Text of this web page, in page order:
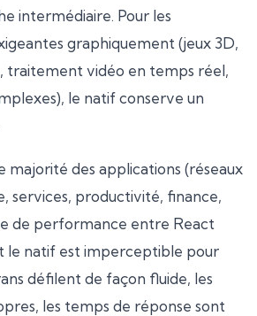
intermédiaire. Pour les
graphiquement (jeux 3D,
traitement vidéo en temps réel,
le natif conserve un
majorité des applications (réseaux
services, productivité, finance,
de performance entre React
le natif est imperceptible pour
défilent de façon fluide, les
les temps de réponse sont